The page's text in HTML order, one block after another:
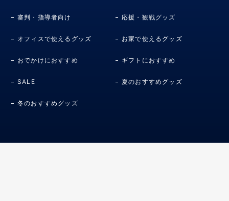
審判・指導者向け 応援・観戦グッズ
オフィスで使えるグッズ お家で使えるグッズ
おでかけにおすすめ ギフトにおすすめ
SALE 夏のおすすめグッズ
冬のおすすめグッズ